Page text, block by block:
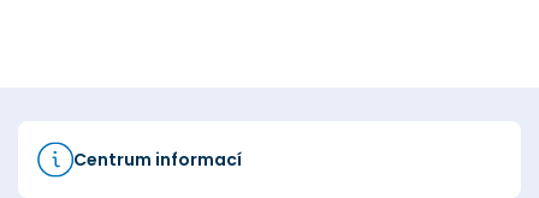
Centrum informací